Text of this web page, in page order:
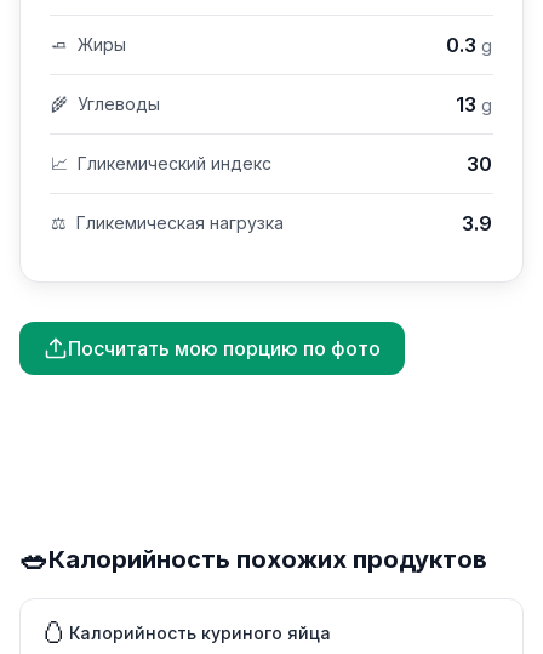
🧈 Жиры 0.3 g
🌾 Углеводы 13 g
📈 Гликемический индекс 30
⚖️ Гликемическая нагрузка 3.9
Посчитать мою порцию по фото
🥗Калорийность похожих продуктов
🥚 Калорийность куриного яйца